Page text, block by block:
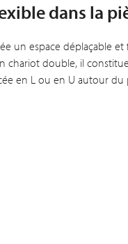
dans la
un espace déplaçable et
chariot double, il
en L ou en U autour du